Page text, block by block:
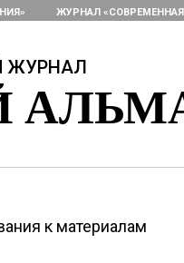
ЖУРНАЛ
ЖУРНАЛ
к материалам